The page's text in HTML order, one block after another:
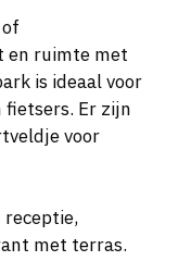
en ruimte met
is ideaal voor
Er zijn
voor
receptie,
met terras.